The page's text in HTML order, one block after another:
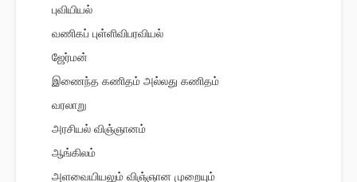
புவியியல்
வணிகப் புள்ளிவிபரவியல்
ஜேர்மன்
இணைந்த கணிதம் அல்லது கணிதம்
வரலாறு
அரசியல் விஞ்ஞானம்
ஆங்கிலம்
அளவையியலும் விஞ்ஞான முறையும்